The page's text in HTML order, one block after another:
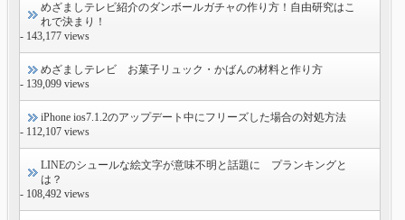
めざましテレビ紹介のダンボールガチャの作り方！自由研究はこ
れで決まり！
- 143,177 views
めざましテレビ お菓子リュック・かばんの材料と作り方
- 139,099 views
iPhone ios7.1.2のアップデート中にフリーズした場合の対処方法
- 112,107 views
LINEのシュールな絵文字が意味不明と話題に プランキングと
は？
- 108,492 views